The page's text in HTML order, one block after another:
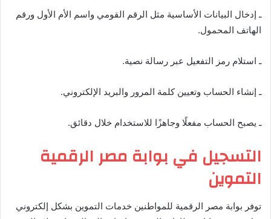
ـ إدخال البيانات الأساسية مثل الرقم القومي واسم الأم الأول ورقم
الهاتف المحمول.
ـ استلام رمز التفعيل عبر رسالة نصية.
ـ إنشاء الحساب وتعيين كلمة المرور والبريد الإلكتروني.
ـ يصبح الحساب مفعلًا وجاهزًا للاستخدام خلال دقائق.
التسجيل في بوابة مصر الرقمية
التموين
توفر بوابة مصر الرقمية للمواطنين خدمات التموين بشكل إلكتروني